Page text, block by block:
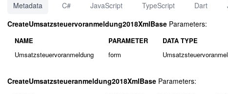
Metadata C# JavaScript TypeScript Dart
CreateUmsatzsteuervoranmeldung2018XmlBase Parameters:
NAME PARAMETER DATA TYPE
Umsatzsteuervoranmeldung
form
CreateUmsatzsteueranmeldung2018XmlBase Parameters: